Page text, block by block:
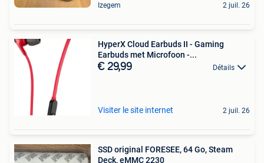
Izegem 2 juil. 26
HyperX Cloud Earbuds II - Gaming
Earbuds met Microfoon -...
€ 29,99 Détails
Visiter le site internet 2 juil. 26
SSD original FORESEE, 64 Go, Steam
Deck, eMMC 2230